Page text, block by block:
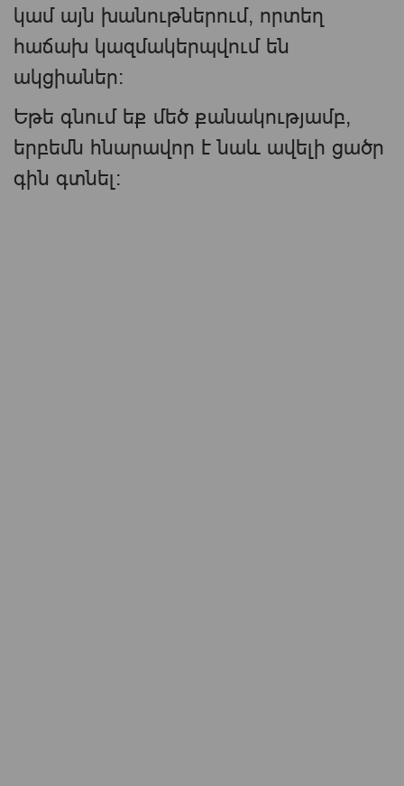
կամ այն խանութներում, որտեղ
հաճախ կազմակերպվում են
ակցիաներ։
Եթե գնում եք մեծ քանակությամբ,
երբեմն հնարավոր է նաև ավելի ցածր
գին գտնել։